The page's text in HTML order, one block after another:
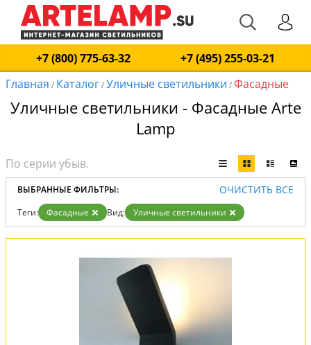
+7 (800) 775-63-32
+7 (495) 255-03-21
Главная / Каталог/Уличные светильники /Фасадные
Уличные светильники - Фасадные Arte
Lamp
ВЫБРАННЫЕ ФИЛЬТРЫ: ОЧИСТИТЬ ВСЕ
Теги: Фасадные Вид: Уличные светильники